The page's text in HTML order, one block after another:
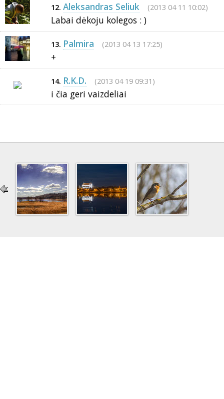
12. Aleksandras Seliuk (2013 04 11 10:02)
Labai dėkoju kolegos : )
13. Palmira (2013 04 13 17:25)
+
14. R.K.D. (2013 04 19 09:31)
i čia geri vaizdeliai